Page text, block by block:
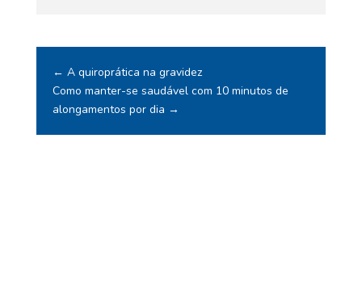
← A quiroprática na gravidez
Como manter-se saudável com 10 minutos de
alongamentos por dia →